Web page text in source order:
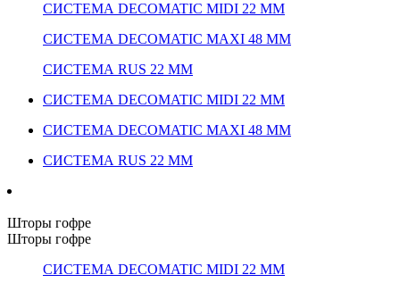
СИСТЕМА DECOMATIC MIDI 22 ММ
СИСТЕМА DECOMATIC MAXI 48 ММ
СИСТЕМА RUS 22 ММ
СИСТЕМА DECOMATIC MIDI 22 ММ
СИСТЕМА DECOMATIC MAXI 48 ММ
СИСТЕМА RUS 22 ММ
Шторы гофре
Шторы гофре
СИСТЕМА DECOMATIC MIDI 22 ММ